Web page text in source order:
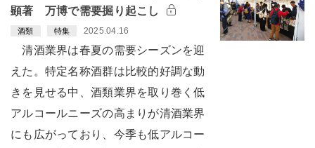
顕著 万博で需要掘り起こし
酒類 特集 2025.04.16
清酒業界は春夏の需要シーズンを迎
えた。特定名称酒群は比較的好調な動
きを見せる中、酒類業界を取り巻く低
アルコールニーズの高まりが清酒業界
にも広がっており、今季も低アルコー